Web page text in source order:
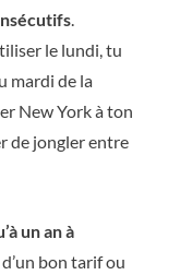
le lundi, tu
mardi de la
New York à ton
de jongler entre
un an à
bon tarif ou